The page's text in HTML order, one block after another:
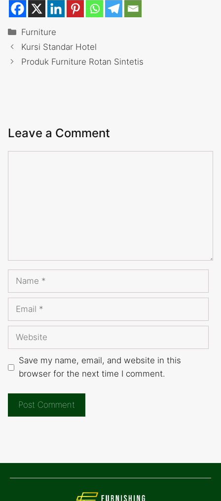
Categories
Furniture
Kursi Standar Hotel
Produk Furniture Rotan Sintetis
Leave a Comment
Name
Email
Website
Save my name, email, and website in this
browser for the next time I comment.